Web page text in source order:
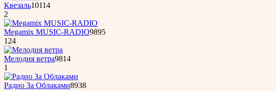
Квезаль10114
2
Megamix MUSIC-RADIO9895
124
Мелодия ветра9814
1
Радио За Облаками8938